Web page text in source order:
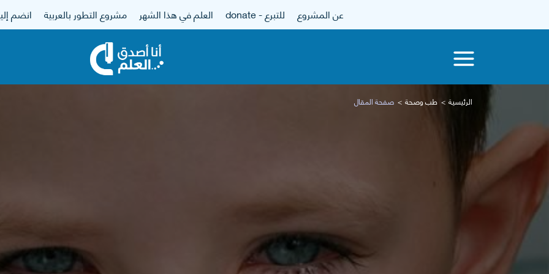
عن المشروع للتبرع - donate العلم في هذا الشهر مشروع التطور بالعربية انضم
الرئيسية طب وصحة صفحة المقال